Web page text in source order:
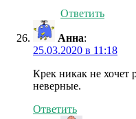
Ответить
Анна:
25.03.2020 в 11:18
Крек никак не хочет
неверные.
Ответить